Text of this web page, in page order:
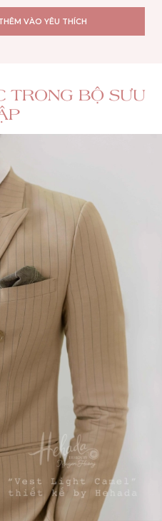
VÀO YÊU THÍCH
TRONG BỘ SƯU